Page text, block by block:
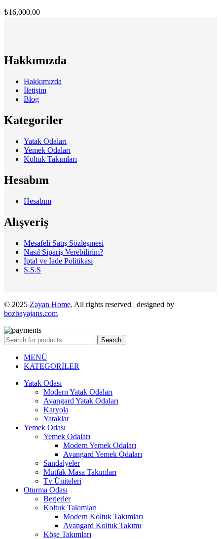
₺16,000.00
Hakkımızda
Hakkımızda
İletişim
Blog
Kategoriler
Yatak Odaları
Yemek Odaları
Koltuk Takımları
Hesabım
Hesabım
Alışveriş
Mesafeli Satış Sözleşmesi
Nasıl Sipariş Verebilirim?
İptal ve İade Politikası
S.S.S
© 2025 Zayan Home. All rights reserved | designed by
bozbayajans.com
Search
MENÜ
KATEGORİLER
Yatak Odası
Modern Yatak Odaları
Avangard Yatak Odaları
Karyola
Yataklar
Yemek Odası
Yemek Odaları
Modern Yemek Odaları
Avangard Yemek Odaları
Sandalyeler
Mutfak Masa Takımları
Tv Üniteleri
Oturma Odası
Berjerler
Koltuk Takımları
Modern Koltuk Takımları
Avangard Koltuk Takımı
Köşe Takımları